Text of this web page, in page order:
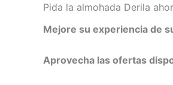
Pida la almohada Derila
Mejore su experiencia de
Aprovecha las ofertas